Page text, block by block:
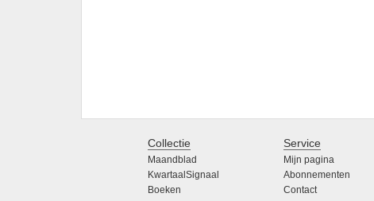
Collectie
Maandblad
KwartaalSignaal
Boeken
Service
Mijn pagina
Abonnementen
Contact